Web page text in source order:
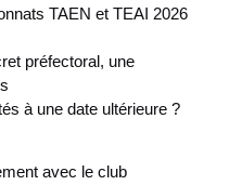
TAEN et TEAI 2026
préfectoral, une
à une date ultérieure ?
avec le club